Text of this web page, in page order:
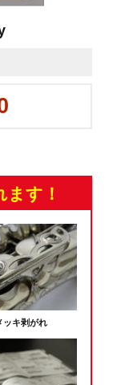
ます！
ッキ剥がれ